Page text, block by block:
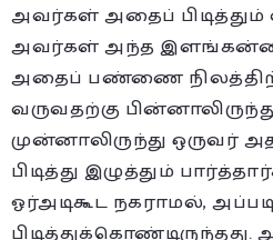
அவர்கள் அதைப் பிடித்தும்
அவர்கள் அந்த
அதைப் பண்ணை
வருவதற்கு
முன்னாலிருந்து
பிடித்து இழுத்தும்
ஓர்அடிகூட நகராமல்,